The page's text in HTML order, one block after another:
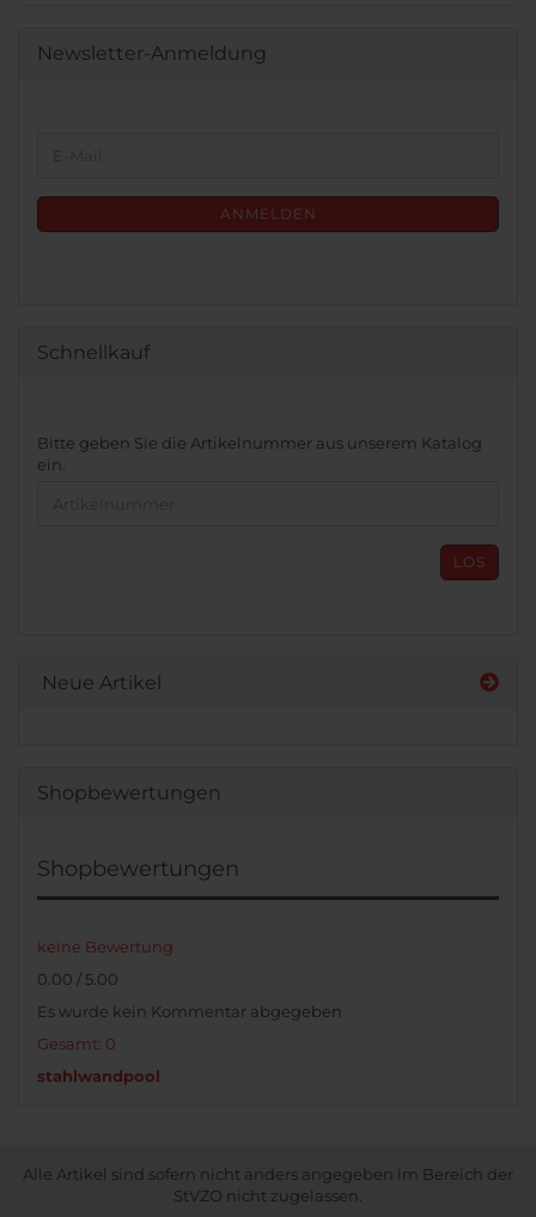
Newsletter-Anmeldung
ANMELDEN
Schnellkauf
BITTE
GEBEN
Bitte geben Sie die Artikelnummer aus unserem Katalog
ein.
LOS
Neue Artikel
Shopbewertungen
Shopbewertungen
keine Bewertung
0.00 / 5.00
Es wurde kein Kommentar abgegeben
Gesamt: 0
stahlwandpool
Alle Artikel sind sofern nicht anders angegeben im Bereich der
StVZO nicht zugelassen.